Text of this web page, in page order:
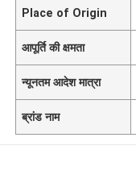
Place of Origin
आपूर्ति की क्षमता
न्यूनतम आदेश मात्रा
ब्रांड नाम